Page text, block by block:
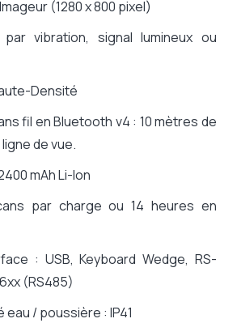
(1280 x 800 pixel)
par vibration, signal lumineux ou
Densité
fil en Bluetooth v4 : 10 mètres de
de vue.
mAh Li-Ion
par charge ou 14 heures en
: USB, Keyboard Wedge, RS-
(RS485)
eau / poussière : IP41